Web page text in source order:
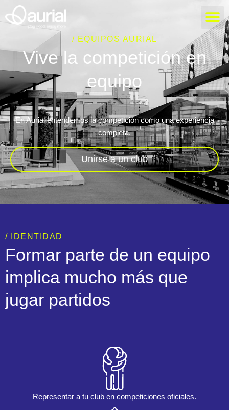
/ EQUIPOS AURIAL
Vive la competición en
equipo
En Aurial entendemos la competición como una experiencia
completa.
Unirse a un club
/ IDENTIDAD
Formar parte de un equipo
implica mucho más que
jugar partidos
Representar a tu club en competiciones oficiales.